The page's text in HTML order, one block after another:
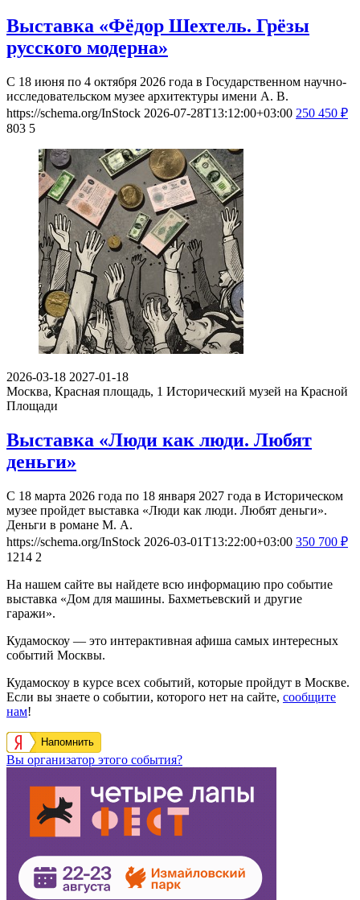
Выставка «Фёдор Шехтель. Грёзы
русского модерна»
С 18 июня по 4 октября 2026 года в Государственном научно-
исследовательском музее архитектуры имени А. В.
https://schema.org/InStock 2026-07-28T13:12:00+03:00 250 450 ₽
803 5
2026-03-18 2027-01-18
Москва, Красная площадь, 1 Исторический музей на Красной
Площади
Выставка «Люди как люди. Любят
деньги»
С 18 марта 2026 года по 18 января 2027 года в Историческом
музее пройдет выставка «Люди как люди. Любят деньги».
Деньги в романе М. А.
https://schema.org/InStock 2026-03-01T13:22:00+03:00 350 700 ₽
1214 2
На нашем сайте вы найдете всю информацию про событие
выставка «Дом для машины. Бахметьевский и другие
гаражи».
Кудамоскоу — это интерактивная афиша самых интересных
событий Москвы.
Кудамоскоу в курсе всех событий, которые пройдут в Москве.
Если вы знаете о событии, которого нет на сайте, сообщите
нам!
Напомнить
Вы организатор этого события?